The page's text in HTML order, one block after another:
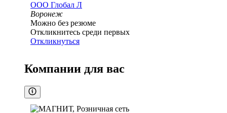
ООО Глобал Л
Воронеж
Можно без резюме
Откликнитесь среди первых
Откликнуться
Компании для вас